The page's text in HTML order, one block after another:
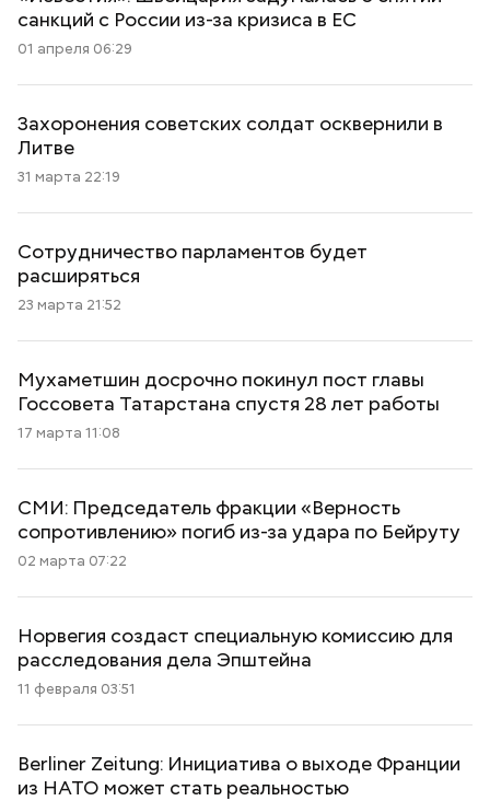
санкций с России из-за кризиса в ЕС
01 апреля 06:29
Захоронения советских солдат осквернили в
Литве
31 марта 22:19
Сотрудничество парламентов будет
расширяться
23 марта 21:52
Мухаметшин досрочно покинул пост главы
Госсовета Татарстана спустя 28 лет работы
17 марта 11:08
СМИ: Председатель фракции «Верность
сопротивлению» погиб из-за удара по Бейруту
02 марта 07:22
Норвегия создаст специальную комиссию для
расследования дела Эпштейна
11 февраля 03:51
Berliner Zeitung: Инициатива о выходе Франции
из НАТО может стать реальностью